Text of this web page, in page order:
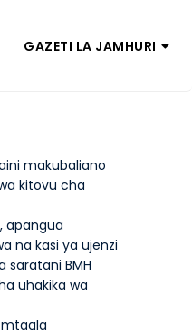
GAZETI LA JAMHURI
makubaliano
kitovu cha
apangua
na kasi ya ujenzi
BMH
uhakika wa